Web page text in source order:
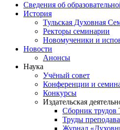
Сведения об
История
Тульская Духовная
Ректоры семинарии
Новомученики и
Новости
Анонсы
Наука
Учёный совет
Конференции и
Конкурсы
Издательская
Сборник трудов
Труды
Журнал